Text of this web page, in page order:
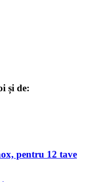
și de:
pentru 12 tave